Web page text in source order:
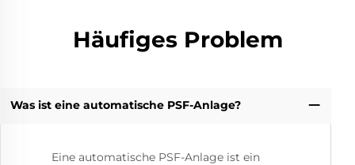
Häufiges Problem
Was ist eine automatische PSF-Anlage?
Eine automatische PSF-Anlage ist ein